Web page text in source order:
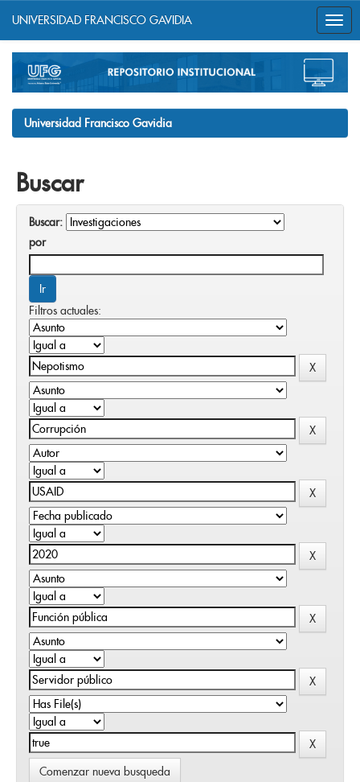
navigation
UNIVERSIDAD FRANCISCO GAVIDIA
Universidad Francisco Gavidia
Buscar
Buscar:
por
Filtros actuales:
Comenzar nueva busqueda